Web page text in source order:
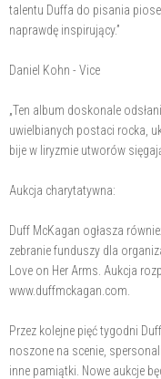
talentu Duffa do pisania
naprawdę inspirujący.”
Daniel Kohn - Vice
„Ten album doskonale
uwielbianych postaci rocka,
bije w liryzmie utworów
Aukcja charytatywna:
Duff McKagan ogłasza
zebranie funduszy dla
Love on Her Arms. Aukcja
www.duffmckagan.com.
Przez kolejne pięć tygodni
noszone na scenie,
inne pamiątki. Nowe aukcje